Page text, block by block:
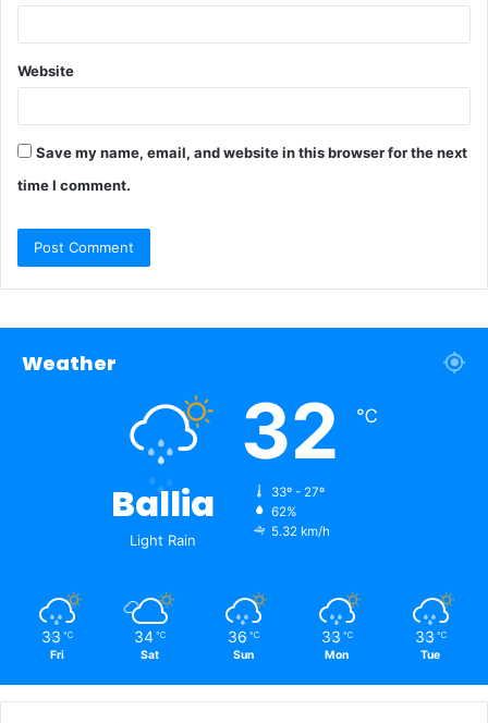
Website
Save my name, email, and website in this browser for the next
time I comment.
Weather
Ballia
Light Rain
32 ℃
33º - 27º
62%
5.32 km/h
33 ℃
Fri
34 ℃
Sat
36 ℃
Sun
33 ℃
Mon
33 ℃
Tue